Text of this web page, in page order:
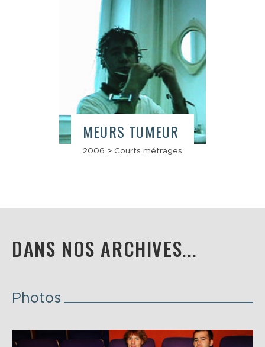
MEURS TUMEUR
2006 > Courts métrages
DANS NOS ARCHIVES...
Photos